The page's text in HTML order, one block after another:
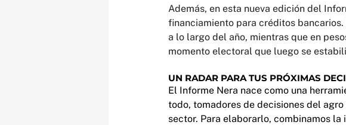
Además, en esta nueva edición del
financiamiento para créditos
a lo largo del año, mientras que en
momento electoral que luego se
UN RADAR PARA TUS PRÓXIMAS
El Informe Nera nace como una
todo, tomadores de decisiones del
sector. Para elaborarlo, combinamos